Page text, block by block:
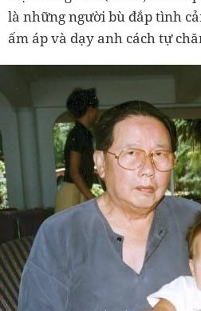
là những người bù đắp tình
ấm áp và dạy anh cách tự